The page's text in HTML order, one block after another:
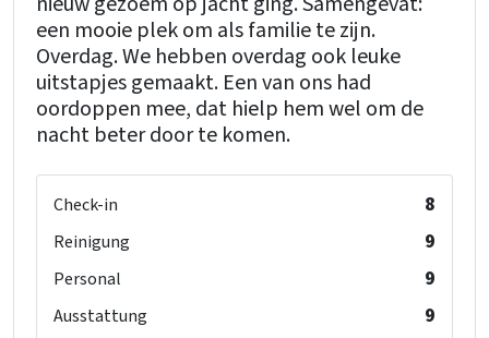
een mooie plek om als familie te zijn.
Overdag. We hebben overdag ook leuke
uitstapjes gemaakt. Een van ons had
oordoppen mee, dat hielp hem wel om de
nacht beter door te komen.
Check-in 8
Reinigung 9
Personal 9
Ausstattung 9